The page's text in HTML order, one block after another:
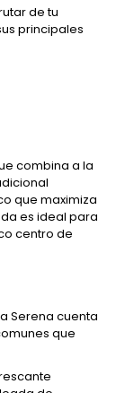
de tu
principales
combina a la
que maximiza
es ideal para
centro de
Serena cuenta
que